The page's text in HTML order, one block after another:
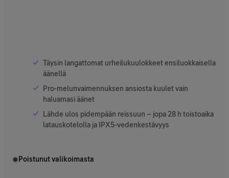
Täysin langattomat urheilukuulokkeet ensiluokkaisella
äänellä
Pro-melunvaimennuksen ansiosta kuulet vain
haluamasi äänet
Lähde ulos pidempään reissuun – jopa 28 h toistoaika
latauskotelolla ja IPX5-vedenkestävyys
Poistunut valikoimasta